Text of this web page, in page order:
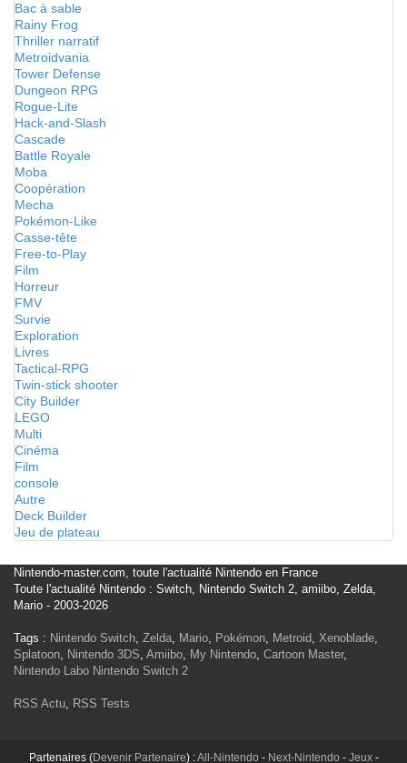
Bac à sable
Rainy Frog
Thriller narratif
Metroidvania
Tower Defense
Dungeon RPG
Rogue-Lite
Hack-and-Slash
Cascade
Battle Royale
Moba
Coopération
Mecha
Pokémon-Like
Casse-tête
Free-to-Play
Film
Horreur
FMV
Survie
Exploration
Livres
Tactical-RPG
Twin-stick shooter
City Builder
LEGO
Multi
Cinéma
Film
console
Autre
Deck Builder
Jeu de plateau
Nintendo-master.com, toute l'actualité Nintendo en France
Toute l'actualité Nintendo : Switch, Nintendo Switch 2, amiibo, Zelda,
Mario - 2003-2026
Tags : Nintendo Switch, Zelda, Mario, Pokémon, Metroid, Xenoblade,
Splatoon, Nintendo 3DS, Amiibo, My Nintendo, Cartoon Master,
Nintendo Labo Nintendo Switch 2
RSS Actu, RSS Tests
Partenaires (Devenir Partenaire) :All-Nintendo - Next-Nintendo - Jeux-